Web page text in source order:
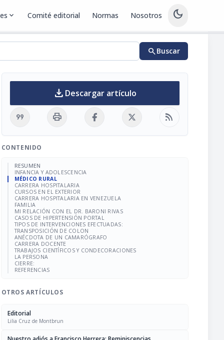
expand_more Comité editorial Normas Nosotros dark_mode
searchBuscar
download Descargar artículo
format_quote print rss_feed
CONTENIDO
RESUMEN
INFANCIA Y ADOLESCENCIA
MÉDICO RURAL
CARRERA HOSPITALARIA
CURSOS EN EL EXTERIOR
CARRERA HOSPITALARIA EN VENEZUELA
FAMILIA
MI RELACIÓN CON EL DR. BARONI RIVAS
CASOS DE HIPERTENSIÓN PORTAL
TIPOS DE INTERVENCIONES EFECTUADAS:
TRANSPOSICIÓN DE COLON
ANÉCDOTA DE UN CAMARÓGRAFO
CARRERA DOCENTE
TRABAJOS CIENTÍFICOS Y CONDECORACIONES
LA PERSONA
CIERRE:
REFERENCIAS
OTROS ARTÍCULOS
Editorial
Lilia Cruz de Montbrun